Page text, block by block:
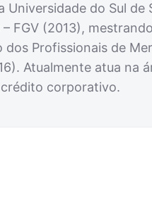
Universidade do Sul
FGV (2013),
Profissionais de
Atualmente atua
corporativo.